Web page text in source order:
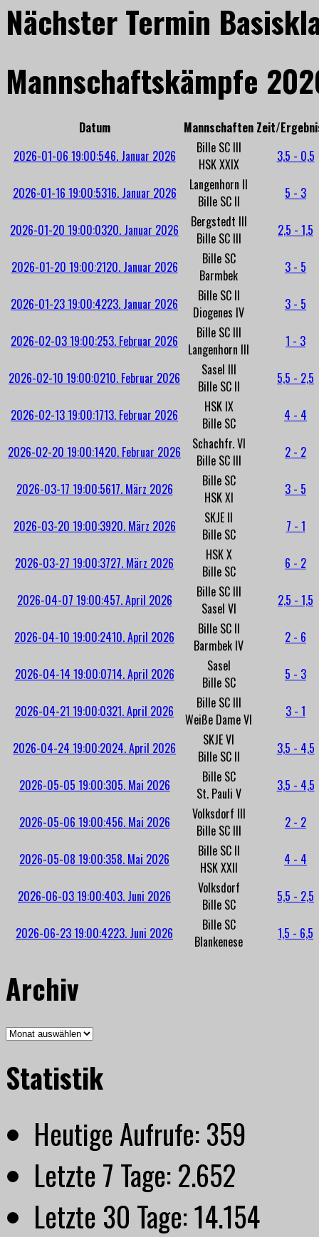
Nächster Termin
Mannschaftskämpfe
Datum Mannschaften Zeit/
2026-01-06 19:00:546. Januar 2026
Bille SC III
HSK XXIX
3,5 - 0,5
2026-01-16 19:00:5316. Januar 2026
Langenhorn II
Bille SC II
5 - 3
2026-01-20 19:00:0320. Januar 2026
Bergstedt III
Bille SC III
2,5 - 1,5
2026-01-20 19:00:2120. Januar 2026
Bille SC
Barmbek
3 - 5
2026-01-23 19:00:4223. Januar 2026
Bille SC II
Diogenes IV
3 - 5
2026-02-03 19:00:253. Februar 2026
Bille SC III
Langenhorn III
1 - 3
2026-02-10 19:00:0210. Februar 2026
Sasel III
Bille SC II
5,5 - 2,5
2026-02-13 19:00:1713. Februar 2026
HSK IX
Bille SC
4 - 4
2026-02-20 19:00:1420. Februar 2026
Schachfr. VI
Bille SC III
2 - 2
2026-03-17 19:00:5617. März 2026
Bille SC
HSK XI
3 - 5
2026-03-20 19:00:3920. März 2026
SKJE II
Bille SC
7 - 1
2026-03-27 19:00:3727. März 2026
HSK X
Bille SC
6 - 2
2026-04-07 19:00:457. April 2026
Bille SC III
Sasel VI
2,5 - 1,5
2026-04-10 19:00:2410. April 2026
Bille SC II
Barmbek IV
2 - 6
2026-04-14 19:00:0714. April 2026
Sasel
Bille SC
5 - 3
2026-04-21 19:00:0321. April 2026
Bille SC III
Weiße Dame VI
3 - 1
2026-04-24 19:00:2024. April 2026
SKJE VI
Bille SC II
3,5 - 4,5
2026-05-05 19:00:305. Mai 2026
Bille SC
St. Pauli V
3,5 - 4,5
2026-05-06 19:00:456. Mai 2026
Volksdorf III
Bille SC III
2 - 2
2026-05-08 19:00:358. Mai 2026
Bille SC II
HSK XXII
4 - 4
2026-06-03 19:00:403. Juni 2026
Volksdorf
Bille SC
5,5 - 2,5
2026-06-23 19:00:4223. Juni 2026
Bille SC
Blankenese
1,5 - 6,5
Archiv
Archiv
Statistik
Heutige Aufrufe:359
Letzte 7 Tage:2.652
Letzte 30 Tage:14.154